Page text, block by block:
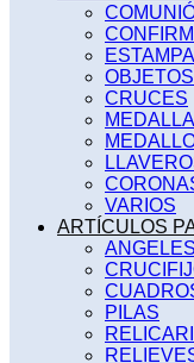
CRUCES
VARIOS
ARTÍCULOS
ANGELES
PILAS